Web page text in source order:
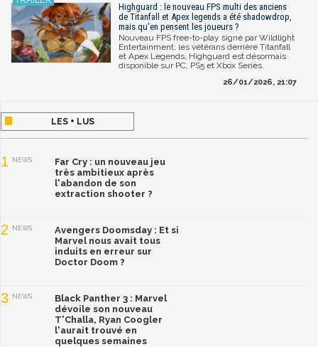
Highguard : le nouveau FPS multi des anciens
de Titanfall et Apex legends a été shadowdrop,
mais qu'en pensent les joueurs ?
Nouveau FPS free-to-play signé par Wildlight
Entertainment, les vétérans derrière Titanfall
et Apex Legends, Highguard est désormais
disponible sur PC, PS5 et Xbox Series.
26/01/2026, 21:07
LES + LUS
1 NEWS
Far Cry : un nouveau jeu
très ambitieux après
l'abandon de son
extraction shooter ?
2 NEWS
Avengers Doomsday : Et si
Marvel nous avait tous
induits en erreur sur
Doctor Doom ?
3 NEWS
Black Panther 3 : Marvel
dévoile son nouveau
T'Challa, Ryan Coogler
l'aurait trouvé en
quelques semaines